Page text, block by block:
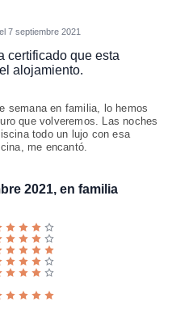
7 septiembre 2021
certificado que esta
alojamiento.
semana en familia, lo hemos
que volveremos. Las noches
todo un lujo con esa
me encantó.
2021, en familia